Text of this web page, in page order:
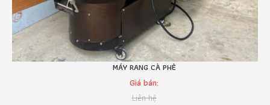
MÁY RANG CÀ PHÊ
Giá bán:
Liên hệ